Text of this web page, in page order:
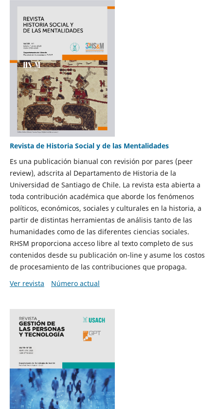
Revista de Historia Social y de las Mentalidades
Es una publicación bianual con revisión por pares (peer
review), adscrita al Departamento de Historia de la
Universidad de Santiago de Chile. La revista esta abierta a
toda contribución académica que aborde los fenómenos
políticos, económicos, sociales y culturales en la historia, a
partir de distintas herramientas de análisis tanto de las
humanidades como de las diferentes ciencias sociales.
RHSM proporciona acceso libre al texto completo de sus
contenidos desde su publicación on-line y asume los costos
de procesamiento de las contribuciones que propaga.
Ver revista
Número actual